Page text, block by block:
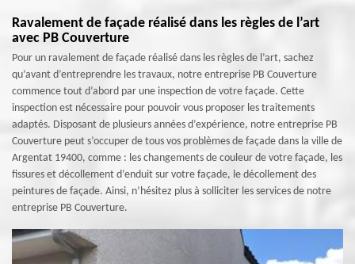
Ravalement de façade réalisé dans les règles de l’art
avec PB Couverture
Pour un ravalement de façade réalisé dans les règles de l’art, sachez
qu’avant d’entreprendre les travaux, notre entreprise PB Couverture
commence tout d’abord par une inspection de votre façade. Cette
inspection est nécessaire pour pouvoir vous proposer les traitements
adaptés. Disposant de plusieurs années d’expérience, notre entreprise PB
Couverture peut s’occuper de tous vos problèmes de façade dans la ville de
Argentat 19400, comme : les changements de couleur de votre façade, les
fissures et décollement d’enduit sur votre façade, le décollement des
peintures de façade. Ainsi, n’hésitez plus à solliciter les services de notre
entreprise PB Couverture.